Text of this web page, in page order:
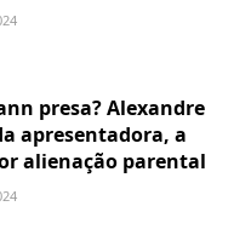
presa? Alexandre
apresentadora, a
alienação parental